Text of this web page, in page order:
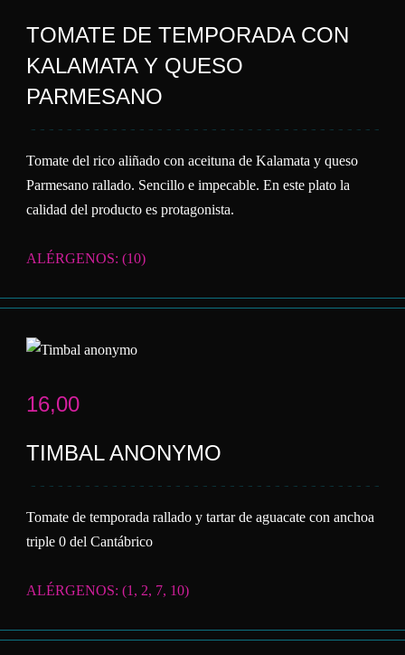
TOMATE DE TEMPORADA CON
KALAMATA Y QUESO
PARMESANO
Tomate del rico aliñado con aceituna de Kalamata y queso
Parmesano rallado. Sencillo e impecable. En este plato la
calidad del producto es protagonista.
ALÉRGENOS: (10)
16,00
TIMBAL ANONYMO
Tomate de temporada rallado y tartar de aguacate con anchoa
triple 0 del Cantábrico
ALÉRGENOS: (1, 2, 7, 10)